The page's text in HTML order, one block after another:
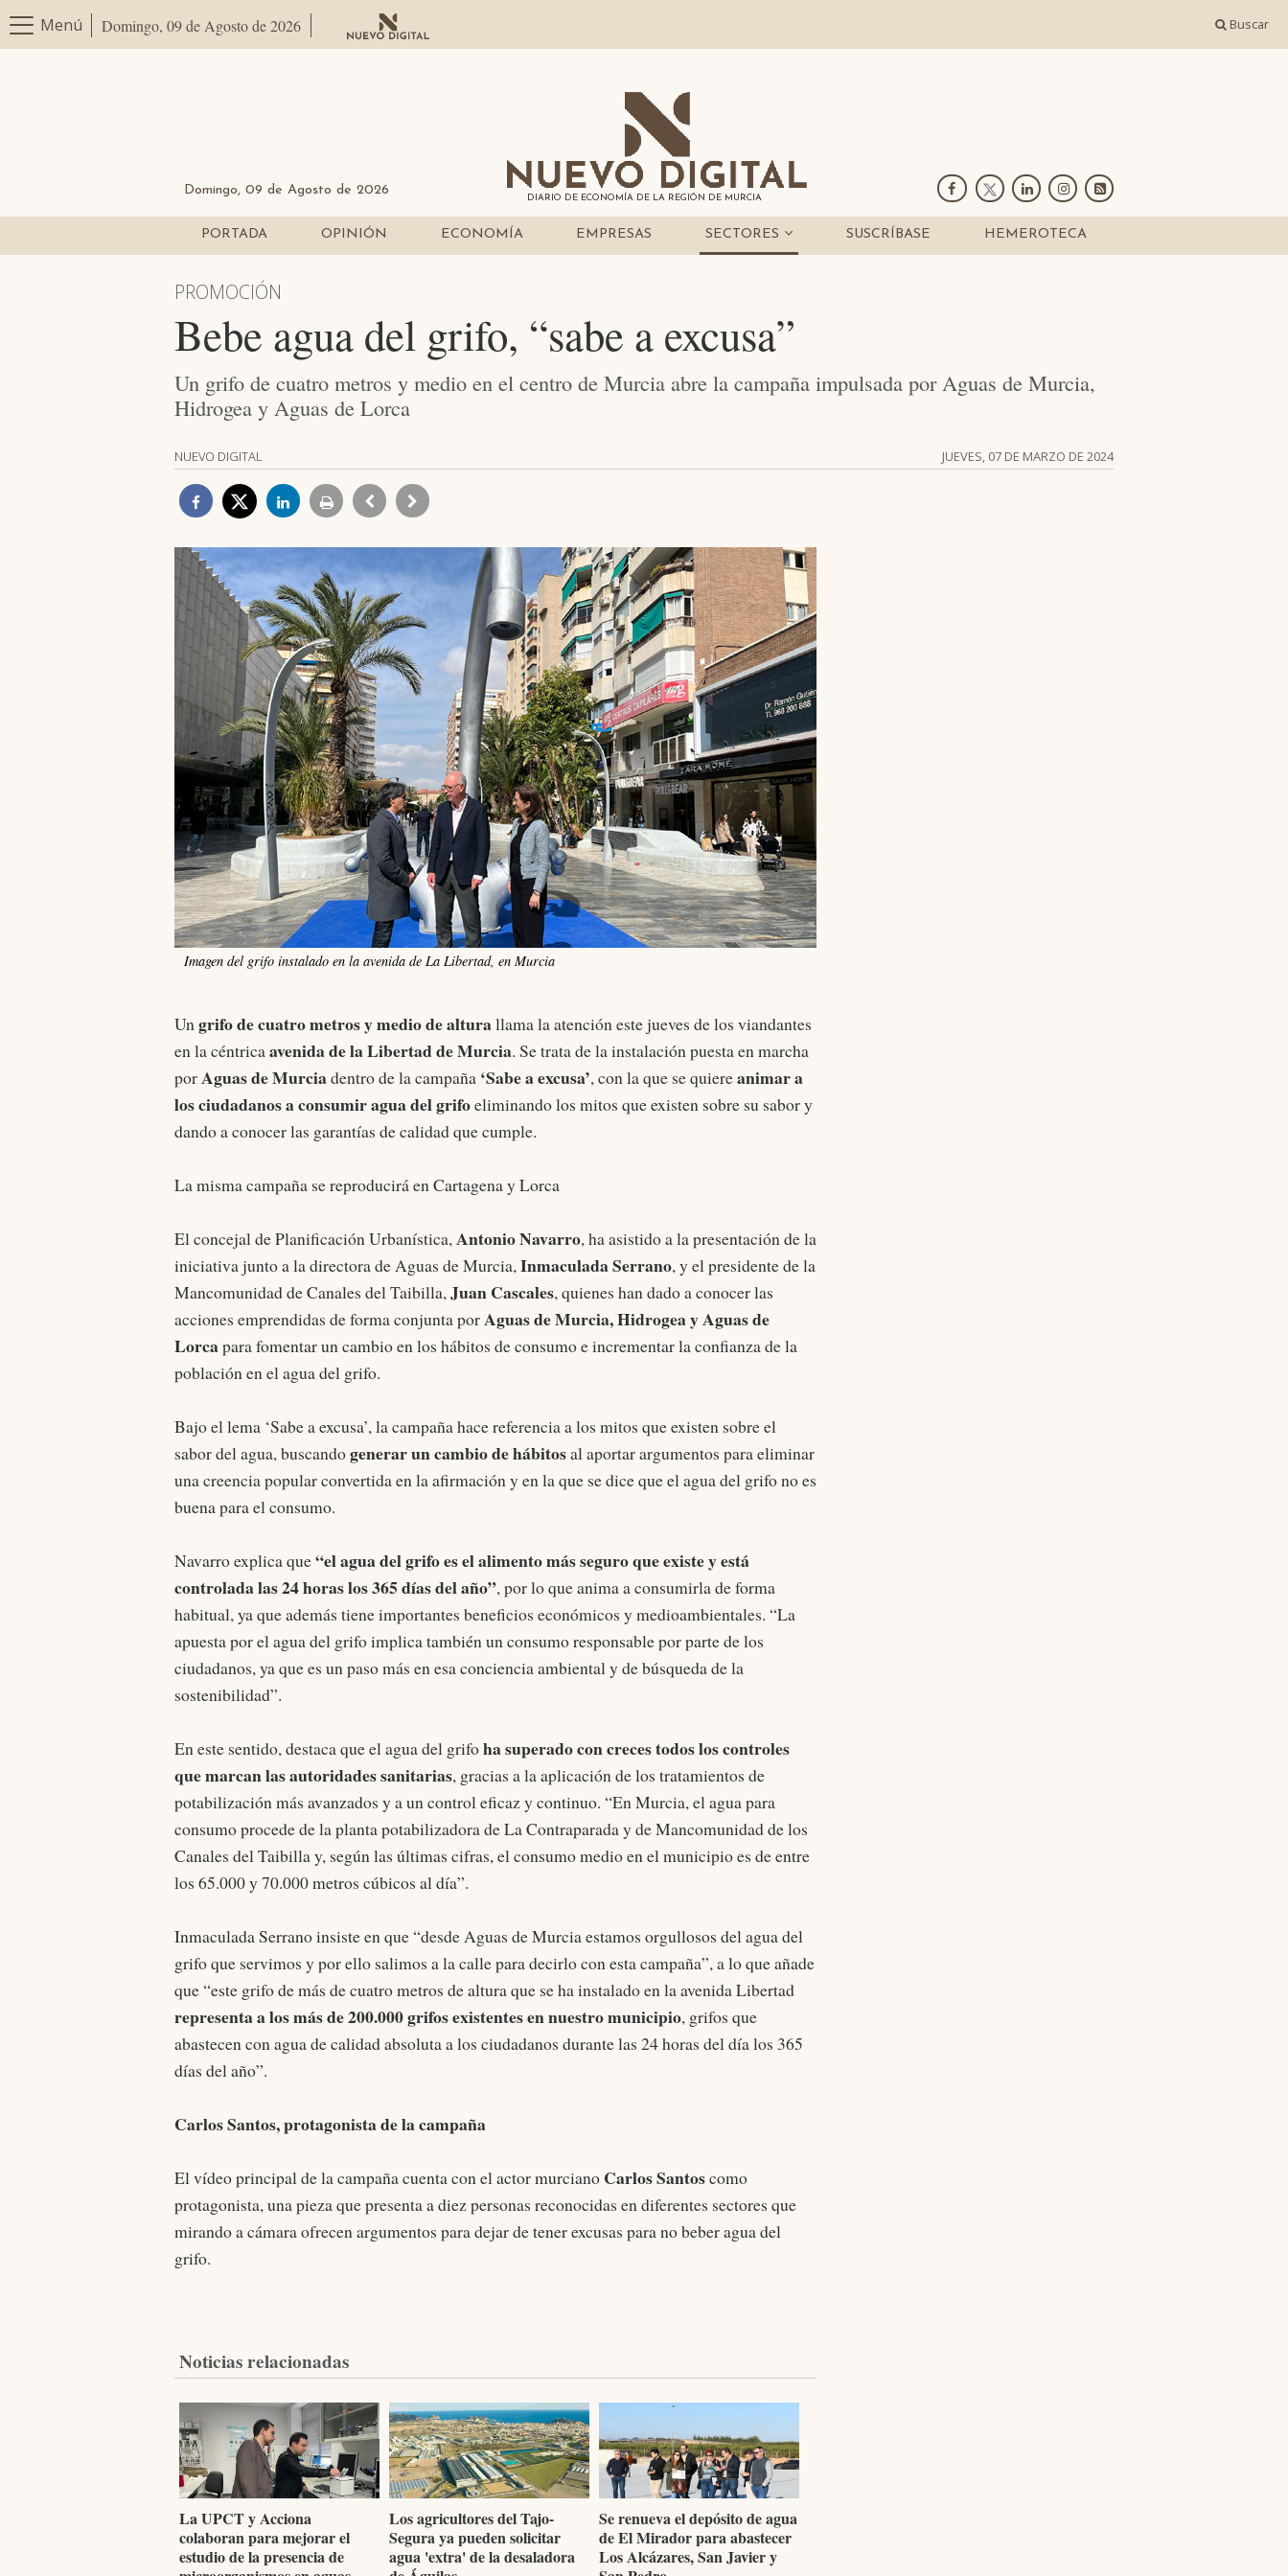
Menú Domingo, 09 de Agosto de 2026 Buscar
Domingo, 09 de Agosto de 2026
DIARIO DE ECONOMÍA DE LA REGIÓN DE MURCIA
PORTADA OPINIÓN ECONOMÍA EMPRESAS SECTORES SUSCRÍBASE HEMEROTECA
PROMOCIÓN
Bebe agua del grifo, “sabe a excusa”
Un grifo de cuatro metros y medio en el centro de Murcia abre la campaña impulsada por Aguas de Murcia,
Hidrogea y Aguas de Lorca
NUEVO DIGITAL JUEVES, 07 DE MARZO DE 2024
Imagen del grifo instalado en la avenida de La Libertad, en Murcia
Ungrifo de cuatro metros y medio de alturallama la atención este jueves de los viandantes
en la céntricaavenida de la Libertad de Murcia. Se trata de la instalación puesta en marcha
porAguas de Murciadentro de la campaña ‘Sabe a excusa’, con la que se quiereanimar a
los ciudadanos a consumir agua del grifoeliminando los mitos que existen sobre su sabor y
dando a conocer las garantías de calidad que cumple.
La misma campaña se reproducirá en Cartagena y Lorca
El concejal de Planificación Urbanística,Antonio Navarro, ha asistido a la presentación de la
iniciativa junto a la directora de Aguas de Murcia,Inmaculada Serrano, y el presidente de la
Mancomunidad de Canales del Taibilla,Juan Cascales, quienes han dado a conocer las
acciones emprendidas de forma conjunta porAguas de Murcia, Hidrogea y Aguas de
Lorcapara fomentar un cambio en los hábitos de consumo e incrementar la confianza de la
población en el agua del grifo.
Bajo el lema ‘Sabe a excusa’, la campaña hace referencia a los mitos que existen sobre el
sabor del agua, buscandogenerar un cambio de hábitosal aportar argumentos para eliminar
una creencia popular convertida en la afirmación y en la que se dice que el agua del grifo no es
buena para el consumo.
Navarro explica que“el agua del grifo es el alimento más seguro que existe y está
controlada las 24 horas los 365 días del año”, por lo que anima a consumirla de forma
habitual, ya que además tiene importantes beneficios económicos y medioambientales. “La
apuesta por el agua del grifo implica también un consumo responsable por parte de los
ciudadanos, ya que es un paso más en esa conciencia ambiental y de búsqueda de la
sostenibilidad”.
En este sentido, destaca que el agua del grifoha superado con creces todos los controles
que marcan las autoridades sanitarias, gracias a la aplicación de los tratamientos de
potabilización más avanzados y a un control eficaz y continuo. “En Murcia, el agua para
consumo procede de la planta potabilizadora de La Contraparada y de Mancomunidad de los
Canales del Taibilla y, según las últimas cifras, el consumo medio en el municipio es de entre
los 65.000 y 70.000 metros cúbicos al día”.
Inmaculada Serrano insiste en que “desde Aguas de Murcia estamos orgullosos del agua del
grifo que servimos y por ello salimos a la calle para decirlo con esta campaña”, a lo que añade
que “este grifo de más de cuatro metros de altura que se ha instalado en la avenida Libertad
representa a los más de 200.000 grifos existentes en nuestro municipio, grifos que
abastecen con agua de calidad absoluta a los ciudadanos durante las 24 horas del día los 365
días del año”.
Carlos Santos, protagonista de la campaña
El vídeo principal de la campaña cuenta con el actor murciano Carlos Santoscomo
protagonista, una pieza que presenta a diez personas reconocidas en diferentes sectores que
mirando a cámara ofrecen argumentos para dejar de tener excusas para no beber agua del
grifo.
Noticias relacionadas
La UPCT y Acciona
colaboran para mejorar el
estudio de la presencia de
Los agricultores del Tajo-
Segura ya pueden solicitar
agua 'extra' de la desaladora
Se renueva el depósito de agua
de El Mirador para abastecer
Los Alcázares, San Javier y